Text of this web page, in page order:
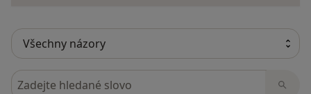
Hledejte v názorech